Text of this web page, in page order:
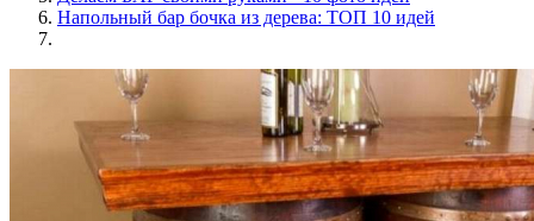
Напольный бар бочка из дерева: ТОП 10 идей